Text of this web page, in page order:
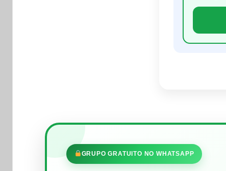
GRUPO GRATUITO NO WHATSAPP